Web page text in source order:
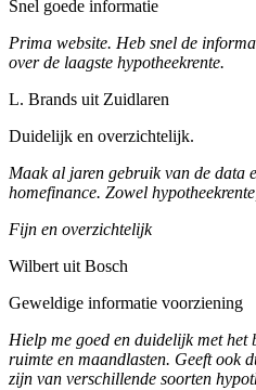
Snel goede informatie
Prima website. Heb snel de
over de laagste hypotheekrente.
L. Brands uit Zuidlaren
Duidelijk en overzichtelijk.
Maak al jaren gebruik van de data
homefinance. Zowel
Fijn en overzichtelijk
Wilbert uit Bosch
Geweldige informatie voorziening
Hielp me goed en duidelijk met het
ruimte en maandlasten. Geeft ook
zijn van verschillende soorten